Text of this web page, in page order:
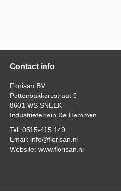
Contact info
Florisan BV
Pottenbakkersstraat 9
8601 WS SNEEK
Industrieterrein De Hemmen
Tel: 0515-415 149
Email: info@florisan.nl
Website: www.florisan.nl